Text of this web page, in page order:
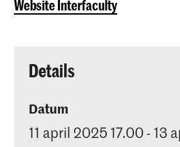
Website Interfaculty
Details
Datum
11 april 2025 17.00 - 13